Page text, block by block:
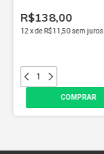
Vínculos que Impõem
Contratos (2023)
R$138,00
12xde R$11,50 sem juros